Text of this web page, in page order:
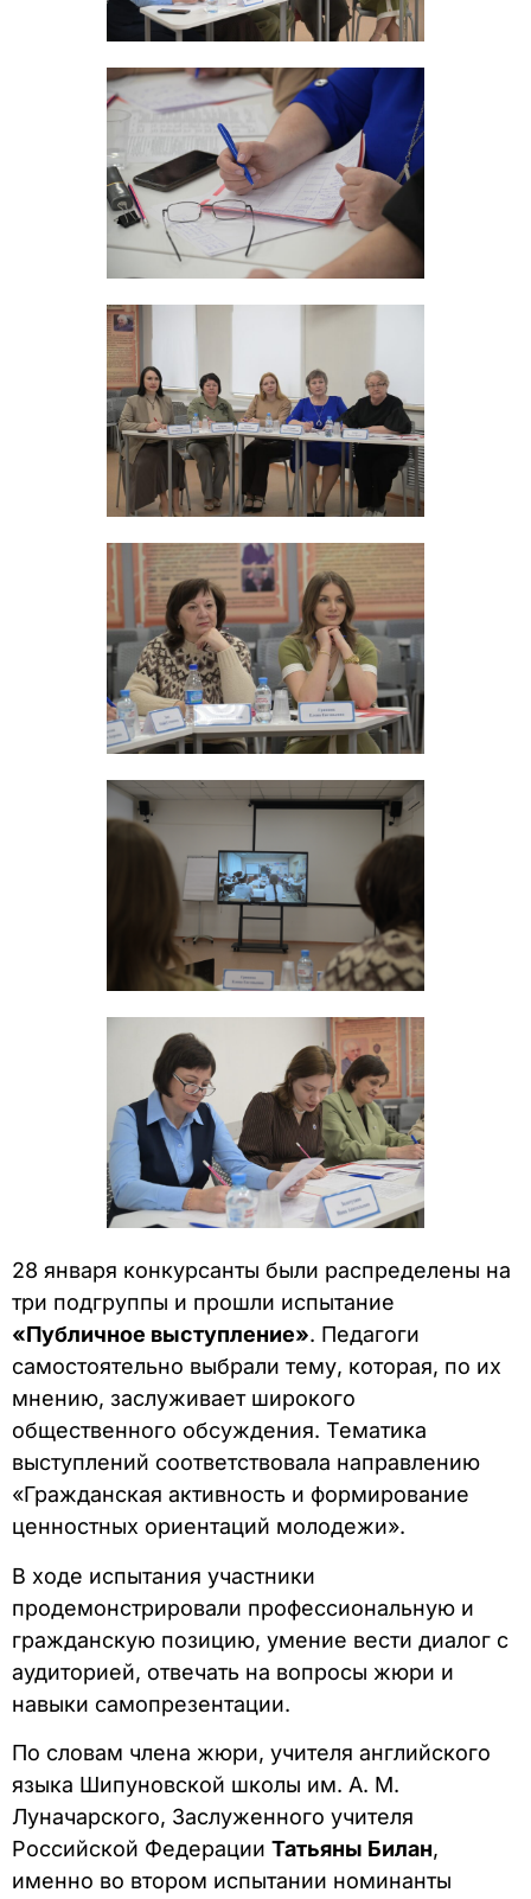
28 января конкурсанты были распределены на
три подгруппы и прошли испытание
«Публичное выступление». Педагоги
самостоятельно выбрали тему, которая, по их
мнению, заслуживает широкого
общественного обсуждения. Тематика
выступлений соответствовала направлению
«Гражданская активность и формирование
ценностных ориентаций молодежи».
В ходе испытания участники
продемонстрировали профессиональную и
гражданскую позицию, умение вести диалог с
аудиторией, отвечать на вопросы жюри и
навыки самопрезентации.
По словам члена жюри, учителя английского
языка Шипуновской школы им. А. М.
Луначарского, Заслуженного учителя
Российской Федерации Татьяны Билан,
именно во втором испытании номинанты